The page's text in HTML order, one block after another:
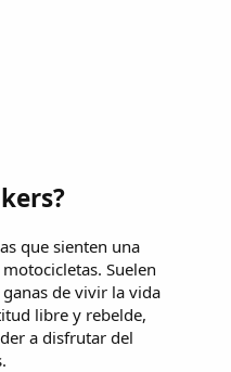
que sienten una
Suelen
de vivir la vida
libre y rebelde,
a disfrutar del